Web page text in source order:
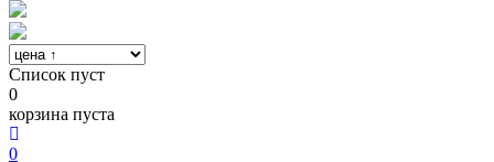
Список пуст
0
корзина пуста
0